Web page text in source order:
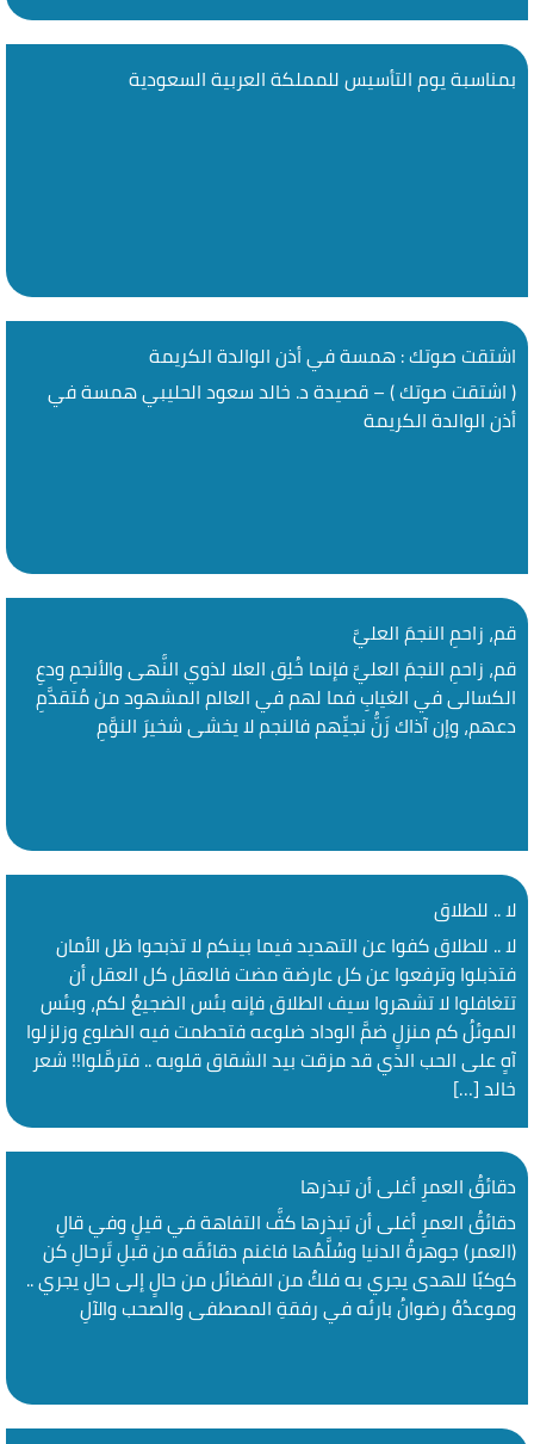
بمناسبة يوم التأسيس للمملكة العربية السعودية
اشتقت صوتك : همسة في أذن الوالدة الكريمة
( اشتقت صوتك ) – قصيدة د. خالد سعود الحليبي همسة في
أذن الوالدة الكريمة
قم، زاحمِ النجمَ العليَّ
قم، زاحمِ النجمَ العليَّ فإنما‬ ‫خُلِق العلا لذوي النُّهى والأنجمِ‬ ‫ودعِ
الكسالى في الغيابِ فما لهم‬ ‫في العالم المشهود من مُتقدَّمِ‬
‫دعهم، وإن آذاك زَنُّ نجيِّهم‬ ‫فالنجم لا يخشى شخيرَ النوَّمِ‬
لا .. للطلاق
لا .. للطلاق كفوا عن التهديد فيما بينكم لا تذبحوا ظل الأمان
فتذبلوا وترفعوا عن كل عارضة مضت فالعقل كل العقل أن
تتغافلوا لا تشهروا سيف الطلاق فإنه بئس الضجيعُ لكم، وبئس
الموئلُ كم منزلٍ ضمَّ الوداد ضلوعه فتحطمت فيه الضلوع وزلزلوا
آهٍ على الحب الذي قد مزقت بيد الشقاق قلوبه .. فترمَّلوا!! شعر
خالد […]
دقائقُ العمرِ أغلى أن تبذرها
دقائقُ العمرِ أغلى أن تبذرها كفُّ التفاهة في قيلٍ وفي قالِ
(العمر) جوهرةُ الدنيا وسُلَّمُها فاغنم دقائقَه من قبلِ تَرحالِ كن
كوكبًا للهدى يجري به فلكٌ من الفضائل من حالٍ إلى حالِ يجري ..
وموعدُهُ رضوانُ بارئه في رفقةِ المصطفى والصحب والآلِ